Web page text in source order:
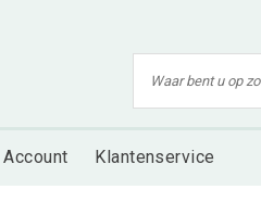
Klantenservice